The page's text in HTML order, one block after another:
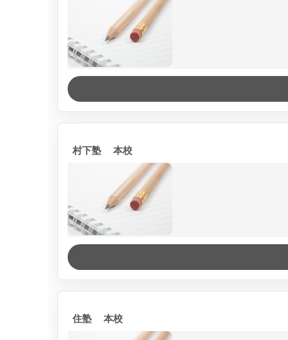
村下塾 本校
住塾 本校